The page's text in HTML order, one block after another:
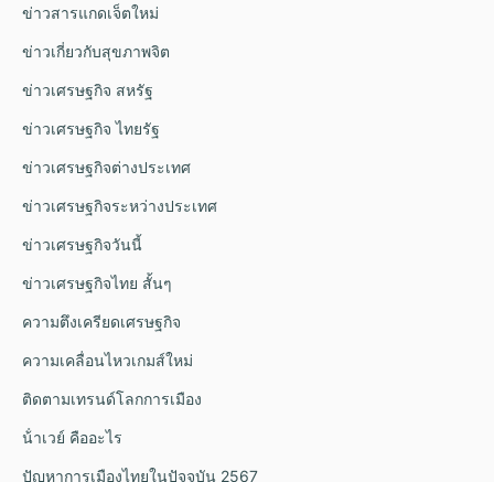
ข่าวสารแกดเจ็ตใหม่
ข่าวเกี่ยวกับสุขภาพจิต
ข่าวเศรษฐกิจ สหรัฐ
ข่าวเศรษฐกิจ ไทยรัฐ
ข่าวเศรษฐกิจต่างประเทศ
ข่าวเศรษฐกิจระหว่างประเทศ
ข่าวเศรษฐกิจวันนี้
ข่าวเศรษฐกิจไทย สั้นๆ
ความตึงเครียดเศรษฐกิจ
ความเคลื่อนไหวเกมส์ใหม่
ติดตามเทรนด์โลกการเมือง
น้ําเวย์ คืออะไร
ปัญหาการเมืองไทยในปัจจุบัน 2567